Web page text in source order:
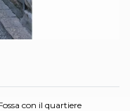
con il quartiere